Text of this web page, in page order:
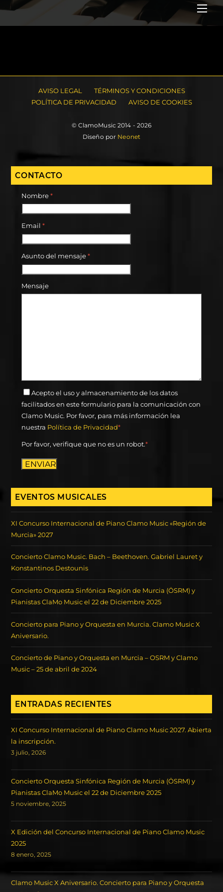
AVISO LEGAL
TÉRMINOS Y CONDICIONES
POLÍTICA DE PRIVACIDAD
AVISO DE COOKIES
© ClamoMusic 2014 - 2026
Diseño por Neonet
CONTACTO
Nombre*
Email *
Asunto del mensaje*
Mensaje
Acepto el uso y almacenamiento de los datos
facilitados en este formulario para la comunicación con
Clamo Music. Por favor, para más información lea
nuestra Política de Privacidad*
Por favor, verifique que no es un robot.*
ENVIAR
EVENTOS MUSICALES
XI Concurso Internacional de Piano Clamo Music «Región de
Murcia» 2027
Concierto Clamo Music. Bach – Beethoven. Gabriel Lauret y
Konstantinos Destounis
Concierto Orquesta Sinfónica Región de Murcia (ÖSRM) y
Pianistas ClaMo Music el 22 de Diciembre 2025
Concierto para Piano y Orquesta en Murcia. Clamo Music X
Aniversario.
Concierto de Piano y Orquesta en Murcia – OSRM y Clamo
Music – 25 de abril de 2024
ENTRADAS RECIENTES
XI Concurso Internacional de Piano Clamo Music 2027. Abierta
la inscripción.
3 julio, 2026
Concierto Orquesta Sinfónica Región de Murcia (ÖSRM) y
Pianistas ClaMo Music el 22 de Diciembre 2025
5 noviembre, 2025
X Edición del Concurso Internacional de Piano Clamo Music
2025
8 enero, 2025
Clamo Music X Aniversario. Concierto para Piano y Orquesta